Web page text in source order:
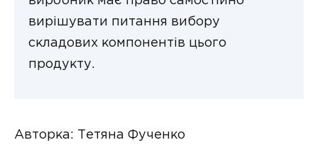
вирішувати питання вибору
складових компонентів цього
продукту.
Авторка: Тетяна Фученко